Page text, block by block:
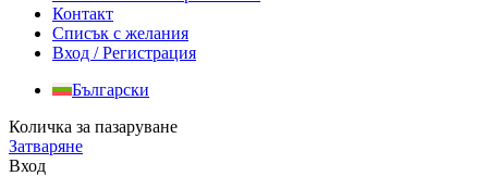
Контакт
Списък с желания
Вход / Регистрация
Български
Количка за пазаруване
Затваряне
Вход